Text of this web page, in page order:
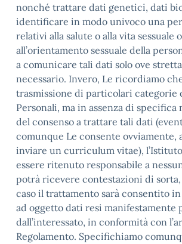
nonché trattare dati genetici, dati
identificare in modo univoco una
relativi alla salute o alla vita sessuale o
all’orientamento sessuale della
a comunicare tali dati solo ove
necessario. Invero, Le ricordiamo
trasmissione di particolari categorie
Personali, ma in assenza di specifica
del consenso a trattare tali dati
comunque Le consente ovviamente,
inviare un curriculum vitae),
essere ritenuto responsabile a
potrà ricevere contestazioni di
caso il trattamento sarà consentito
ad oggetto dati resi manifestamente
dall’interessato, in conformità con
Regolamento. Specifichiamo